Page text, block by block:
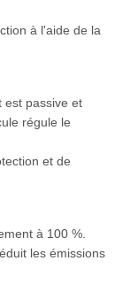
à l'aide de la
est passive et
régule le
et de
à 100 %.
les émissions